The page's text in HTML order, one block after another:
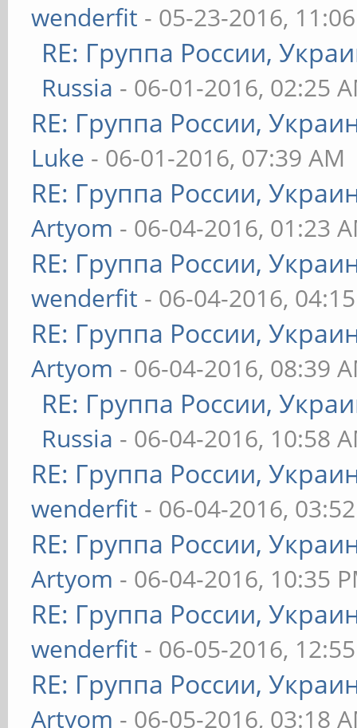
wenderfit - 05-23-2016,
RE: Группа России,
Russia - 06-01-2016, 02:25
RE: Группа России,
Luke - 06-01-2016, 07:39 AM
RE: Группа России,
Artyom - 06-04-2016, 01:23
RE: Группа России,
wenderfit - 06-04-2016,
RE: Группа России,
Artyom - 06-04-2016, 08:39
RE: Группа России,
Russia - 06-04-2016, 10:58
RE: Группа России,
wenderfit - 06-04-2016,
RE: Группа России,
Artyom - 06-04-2016, 10:35
RE: Группа России,
wenderfit - 06-05-2016,
RE: Группа России,
Artyom - 06-05-2016, 03:18